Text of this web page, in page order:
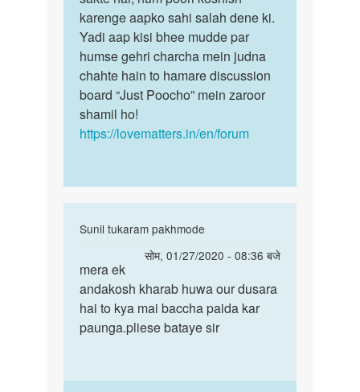
by
अज्ञात
karenge aapko sahi salah dene ki.
Yadi aap kisi bhee mudde par
humse gehri charcha mein judna
chahte hain to hamare discussion
board “Just Poocho” mein zaroor
shamil ho!
https://lovematters.in/en/forum
Sunil tukaram pakhmode
सोम, 01/27/2020 - 08:36 बजे
मेरा
एक
अंडकोष
क्या…
mera
ek
andakosh
kharab
mera ek
andakosh kharab huwa our dusara
hai to kya mai baccha paida kar
paunga.pliese bataye sir